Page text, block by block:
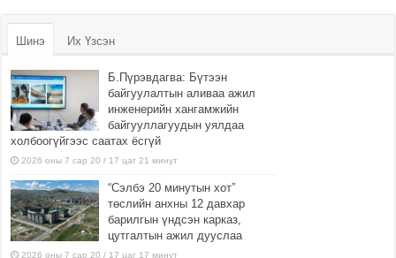
Шинэ Их Үзсэн
Б.Пүрэвдагва: Бүтээн
байгуулалтын аливаа ажил
инженерийн хангамжийн
байгууллагуудын уялдаа
холбоогүйгээс саатах ёсгүй
2026 оны 7 сар 20 / 17 цаг 21 минут
“Сэлбэ 20 минутын хот”
төслийн анхны 12 давхар
барилгын үндсэн карказ,
цутгалтын ажил дууслаа
2026 оны 7 сар 20 / 17 цаг 17 минут